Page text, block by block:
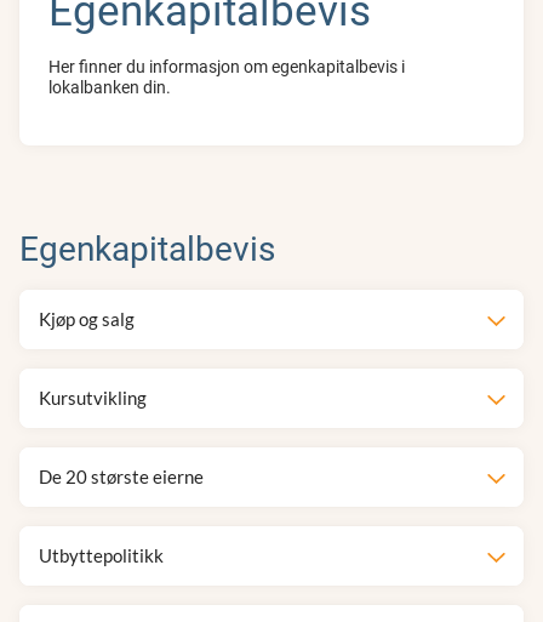
Her finner du informasjon om egenkapitalbevis i
lokalbanken din.
Egenkapitalbevis
Kjøp og salg
Kursutvikling
De 20 største eierne
Utbyttepolitikk